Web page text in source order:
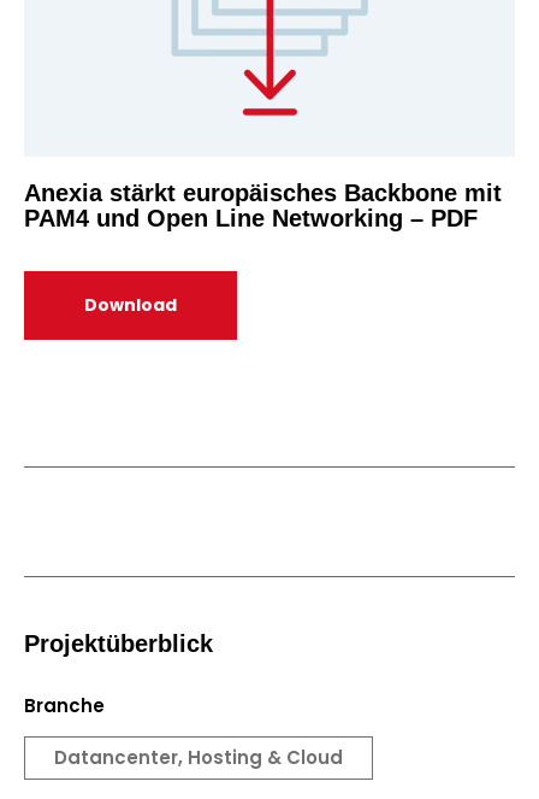
Anexia stärkt europäisches Backbone mit
PAM4 und Open Line Networking – PDF
Download
Projektüberblick
Branche
Datancenter, Hosting & Cloud